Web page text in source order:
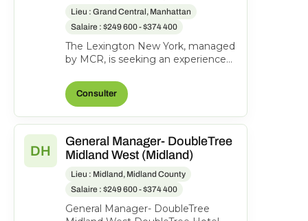
Lieu : Grand Central, Manhattan
Salaire : $249 600 - $374 400
The Lexington New York, managed
by MCR, is seeking an experienced
operations, ensuri...
Consulter
DH
General Manager- DoubleTree
Midland West (Midland)
Lieu : Midland, Midland County
Salaire : $249 600 - $374 400
General Manager- DoubleTree